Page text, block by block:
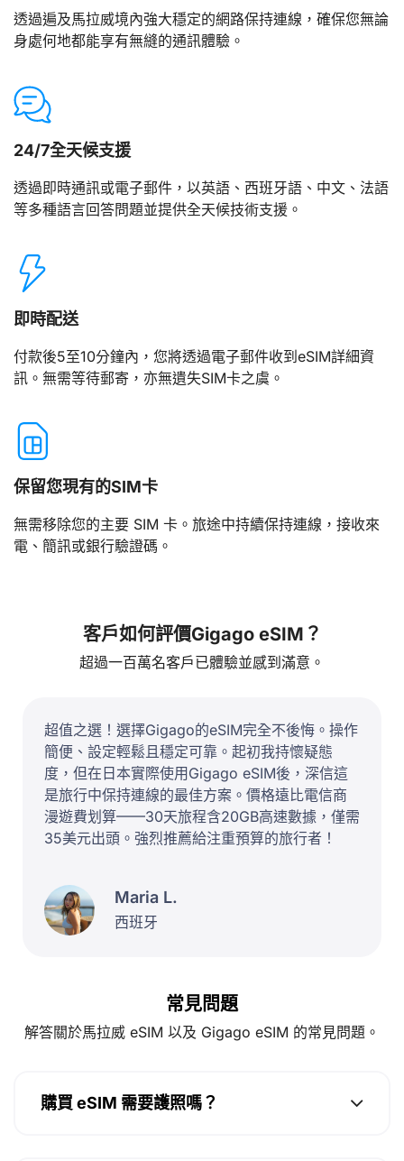
透過遍及馬拉威境內強大穩定的網路保持連線，確保您無論
身處何地都能享有無縫的通訊體驗。
24/7全天候支援
透過即時通訊或電子郵件，以英語、西班牙語、中文、法語
等多種語言回答問題並提供全天候技術支援。
即時配送
付款後5至10分鐘內，您將透過電子郵件收到eSIM詳細資
訊。無需等待郵寄，亦無遺失SIM卡之虞。
保留您現有的SIM卡
無需移除您的主要 SIM 卡。旅途中持續保持連線，接收來
電、簡訊或銀行驗證碼。
客戶如何評價Gigago eSIM？
超過一百萬名客戶已體驗並感到滿意。
超值之選！選擇Gigago的eSIM完全不後悔。操作
簡便、設定輕鬆且穩定可靠。起初我持懷疑態
度，但在日本實際使用Gigago eSIM後，深信這
是旅行中保持連線的最佳方案。價格遠比電信商
漫遊費划算——30天旅程含20GB高速數據，僅需
35美元出頭。強烈推薦給注重預算的旅行者！
Maria L.
西班牙
常見問題
解答關於馬拉威 eSIM 以及 Gigago eSIM 的常見問題。
購買 eSIM 需要護照嗎？